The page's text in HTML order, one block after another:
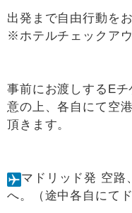
出発まで自由行動を
※ホテルチェックア
事前にお渡しするE
意の上、各自にて空
頂きます。
マドリッド発 空路
へ。（途中各自にて